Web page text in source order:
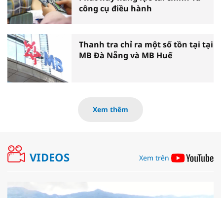
công cụ điều hành
Thanh tra chỉ ra một số tồn tại tại
MB Đà Nẵng và MB Huế
Xem thêm
VIDEOS Xem trên